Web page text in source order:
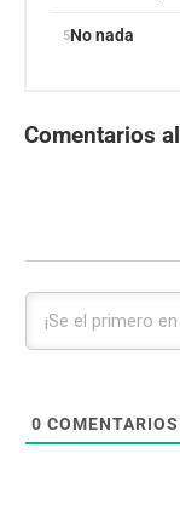
No nada
Comentarios
0 COMENTARIOS